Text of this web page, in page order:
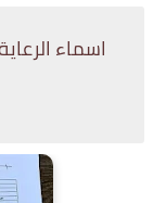
اسماء